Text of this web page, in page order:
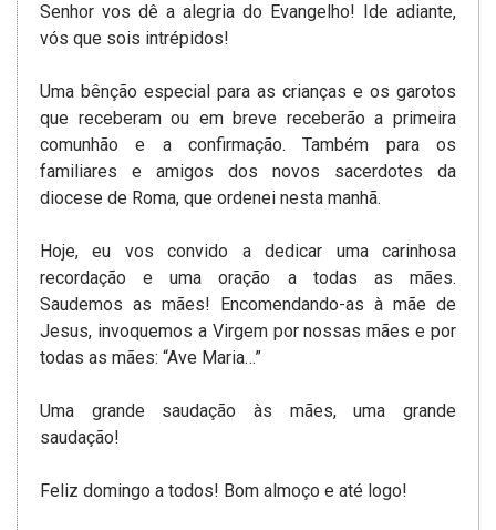
Senhor vos dê a alegria do Evangelho! Ide adiante,
vós que sois intrépidos!
Uma bênção especial para as crianças e os garotos
que receberam ou em breve receberão a primeira
comunhão e a confirmação. Também para os
familiares e amigos dos novos sacerdotes da
diocese de Roma, que ordenei nesta manhã.
Hoje, eu vos convido a dedicar uma carinhosa
recordação e uma oração a todas as mães.
Saudemos as mães! Encomendando-as à mãe de
Jesus, invoquemos a Virgem por nossas mães e por
todas as mães: “Ave Maria…”
Uma grande saudação às mães, uma grande
saudação!
Feliz domingo a todos! Bom almoço e até logo!